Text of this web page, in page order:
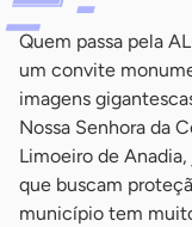
Quem passa pela
um convite
imagens
Nossa Senhora da
Limoeiro de
que buscam
município tem